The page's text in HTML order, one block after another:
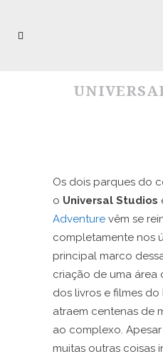
Os dois parques do
o Universal Studios
Adventure vêm se
completamente nos
principal marco
criação de uma área
dos livros e filmes do
atraem centenas de
ao complexo.
muitas outras coisas